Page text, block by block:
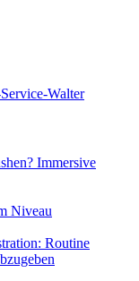
Immersive
Niveau
Routine